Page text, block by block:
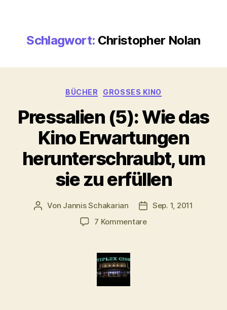
Schlagwort: Christopher Nolan
Kategorien
BÜCHER GROSSES KINO
Pressalien (5): Wie das
Kino Erwartungen
herunterschraubt, um
sie zu erfüllen
Beitragsautor
Von Jannis Schakarian
Sep. 1, 2011
7 Kommentarezu